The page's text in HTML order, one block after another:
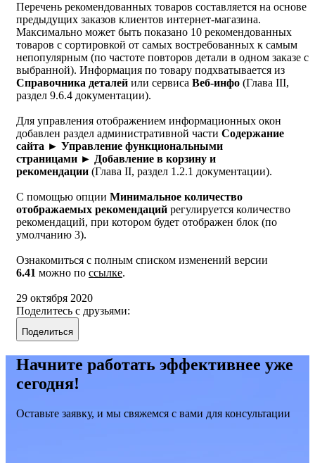
Перечень рекомендованных товаров составляется на основе
предыдущих заказов клиентов интернет-магазина.
Максимально может быть показано 10 рекомендованных
товаров с сортировкой от самых востребованных к самым
непопулярным (по частоте повторов детали в одном заказе с
выбранной). Информация по товару подхватывается из
Справочника деталей или сервиса Веб-инфо (Глава III,
раздел 9.6.4 документации).
Для управления отображением информационных окон
добавлен раздел административной части Содержание
сайта ► Управление функциональными
страницами ► Добавление в корзину и
рекомендации (Глава II, раздел 1.2.1 документации).
С помощью опции Минимальное количество
отображаемых рекомендаций регулируется количество
рекомендаций, при котором будет отображен блок (по
умолчанию 3).
Ознакомиться с полным списком изменений версии
6.41 можно по ссылке.
29 октября 2020
Поделитесь с друзьями:
Поделиться
Начните работать эффективнее уже
сегодня!
Оставьте заявку, и мы свяжемся с вами для консультации